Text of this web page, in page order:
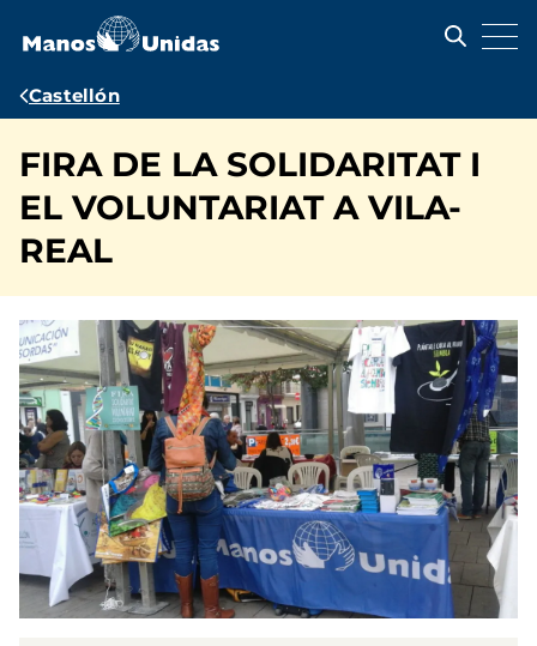
contenido
Ruta
navegación
Castellón
FIRA DE LA SOLIDARITAT I
EL VOLUNTARIAT A VILA-
REAL